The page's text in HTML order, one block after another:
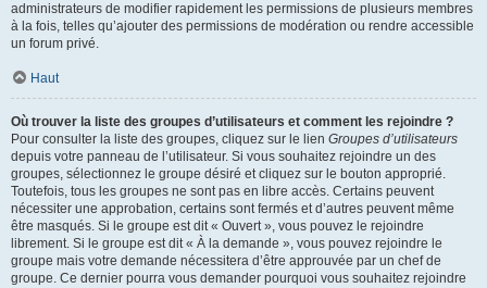
administrateurs de modifier rapidement les permissions de plusieurs membres
à la fois, telles qu’ajouter des permissions de modération ou rendre accessible
un forum privé.
Haut
Où trouver la liste des groupes d’utilisateurs et comment les rejoindre ?
Pour consulter la liste des groupes, cliquez sur le lien Groupes d’utilisateurs
depuis votre panneau de l’utilisateur. Si vous souhaitez rejoindre un des
groupes, sélectionnez le groupe désiré et cliquez sur le bouton approprié.
Toutefois, tous les groupes ne sont pas en libre accès. Certains peuvent
nécessiter une approbation, certains sont fermés et d’autres peuvent même
être masqués. Si le groupe est dit « Ouvert », vous pouvez le rejoindre
librement. Si le groupe est dit « À la demande », vous pouvez rejoindre le
groupe mais votre demande nécessitera d’être approuvée par un chef de
groupe. Ce dernier pourra vous demander pourquoi vous souhaitez rejoindre